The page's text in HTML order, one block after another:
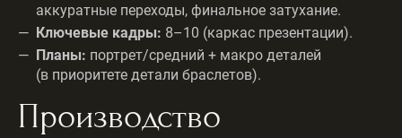
аккуратные переходы, финальное затухание.
Ключевые кадры: 8–10 (каркас презентации).
Планы: портрет/средний + макро деталей
(в приоритете детали браслетов).
Производство